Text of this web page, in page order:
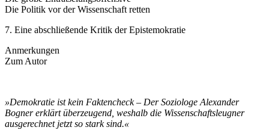
Die Politik vor der Wissenschaft retten
7. Eine abschließende Kritik der Epistemokratie
Anmerkungen
Zum Autor
»Demokratie ist kein Faktencheck – Der Soziologe Alexander
Bogner erklärt überzeugend, weshalb die Wissenschaftsleugner
ausgerechnet jetzt so stark sind.«